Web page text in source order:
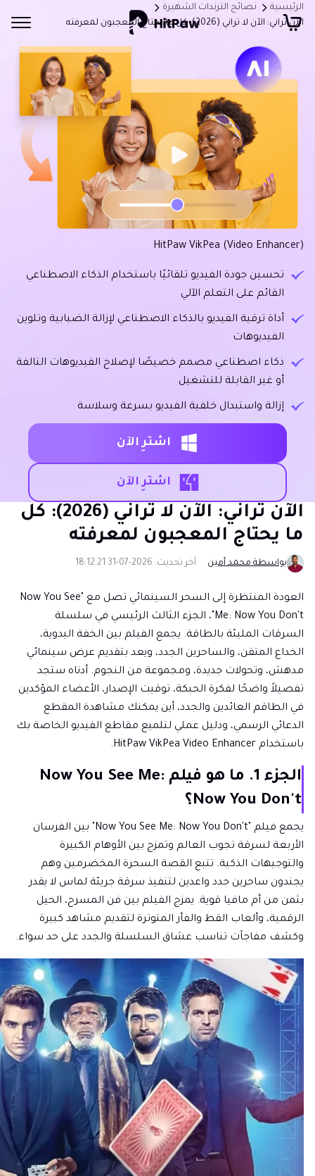
الرئيسية
نصائح الترندات الشهيرة
الآن تراني: الآن لا تراني (2026): كل ما يحتاج المعجبون لمعرفته
HitPaw VikPea (Video Enhancer)
تحسين جودة الفيديو تلقائيًا باستخدام الذكاء الاصطناعي
القائم على التعلم الآلي
أداة ترقية الفيديو بالذكاء الاصطناعي لإزالة الضبابية وتلوين
الفيديوهات
ذكاء اصطناعي مصمم خصيصًا لإصلاح الفيديوهات التالفة
أو غير القابلة للتشغيل
إزالة واستبدال خلفية الفيديو بسرعة وسلاسة
اشترِ الآن
اشترِ الآن
الآن تراني: الآن لا تراني (2026): كل
ما يحتاج المعجبون لمعرفته
بواسطة محمد أمين آخر تحديث: 2026-07-31 18:12:21
العودة المنتظرة إلى السحر السينمائي تصل مع "Now You See
Me: Now You Don't"، الجزء الثالث الرئيسي في سلسلة
السرقات المليئة بالطاقة. يجمع الفيلم بين الخفة اليدوية،
الخداع المتقن، والساحرين الجدد، ويعد بتقديم عرض سينمائي
مدهش، وتحولات جديدة، ومجموعة من النجوم. أدناه ستجد
تفصيلاً واضحًا لفكرة الحبكة، توقيت الإصدار، الأعضاء المؤكدين
في الطاقم العائدين والجدد، أين يمكنك مشاهدة المقطع
الدعائي الرسمي، ودليل عملي لتلميع مقاطع الفيديو الخاصة بك
باستخدام HitPaw VikPea Video Enhancer.
الجزء 1. ما هو فيلم Now You See Me:
Now You Don't؟
يجمع فيلم "Now You See Me: Now You Don't" بين الفرسان
الأربعة لسرقة تجوب العالم وتمزج بين الأوهام الكبيرة
والتوجيهات الذكية. تتبع القصة السحرة المخضرمين وهم
يجندون ساحرين جدد واعدين لتنفيذ سرقة جريئة لماس لا يقدر
بثمن من أم مافيا قوية. يمزج الفيلم بين فن المسرح، الحيل
الرقمية، وألعاب القط والفأر المتوترة لتقديم مشاهد كبيرة
وكشف مفاجآت تناسب عشاق السلسلة والجدد على حد سواء.